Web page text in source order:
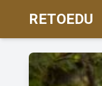
RETOEDU